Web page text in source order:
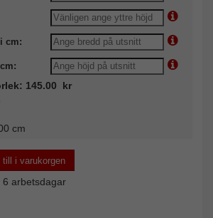
cm:
145.00 kr
cm
till i varukorgen
6 arbetsdagar